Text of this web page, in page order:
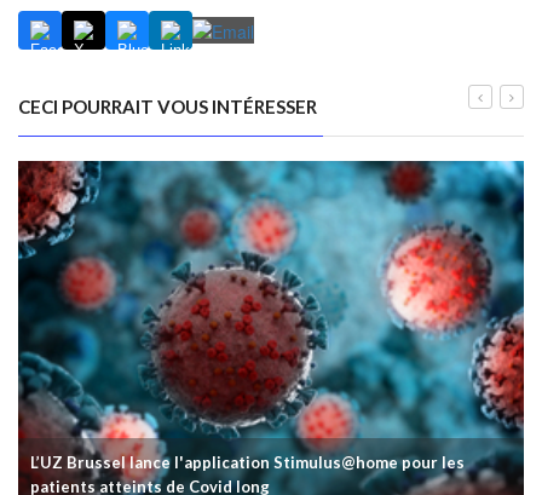
CECI POURRAIT VOUS INTÉRESSER
L’UZ Brussel lance l'application Stimulus@home pour les
patients atteints de Covid long